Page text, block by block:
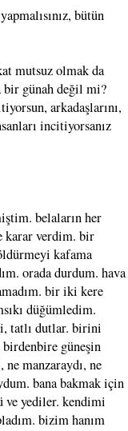
bütün
mutsuz olmak da
bir günah değil mi?
arkadaşlarını,
incitiyorsanız
belaların her
karar verdim. bir
kafama
orada durdum. hava
bir iki kere
düğümledim.
tatlı dutlar. birini
güneşin
manzaraydı, ne
bana bakmak için
ve yediler. kendimi
bizim hanım